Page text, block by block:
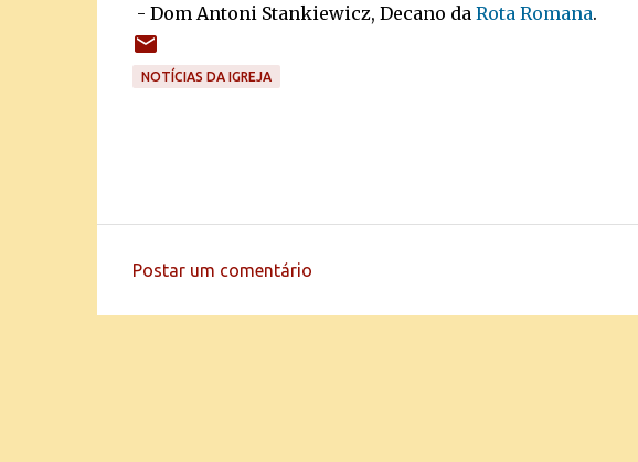
- Dom Antoni Stankiewicz, Decano da Rota Romana.
NOTÍCIAS DA IGREJA
Postar um comentário